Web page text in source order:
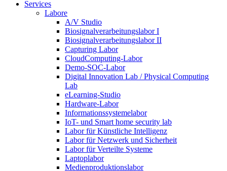
Services
Labore
A/V Studio
Biosignalverarbeitungslabor I
Biosignalverarbeitungslabor II
Capturing Labor
CloudComputing-Labor
Demo-SOC-Labor
Digital Innovation Lab / Physical Computing
Lab
eLearning-Studio
Hardware-Labor
Informationssystemelabor
IoT- und Smart home security lab
Labor für Künstliche Intelligenz
Labor für Netzwerk und Sicherheit
Labor für Verteilte Systeme
Laptoplabor
Medienproduktionslabor